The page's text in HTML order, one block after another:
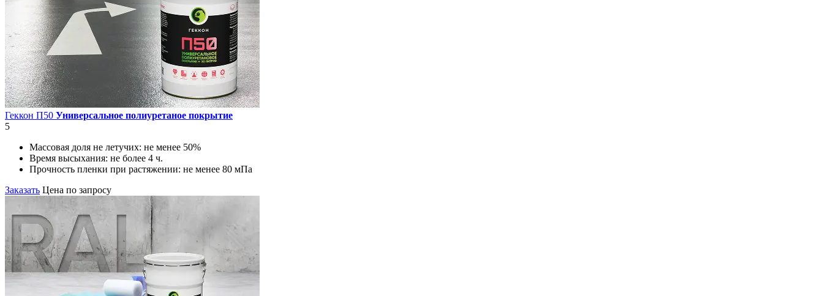
Геккон П50 Универсальное полиуретаное покрытие
5
Массовая доля не летучих: не менее 50%
Время высыхания: не более 4 ч.
Прочность пленки при растяжении: не менее 80 мПа
Заказать Цена по запросу